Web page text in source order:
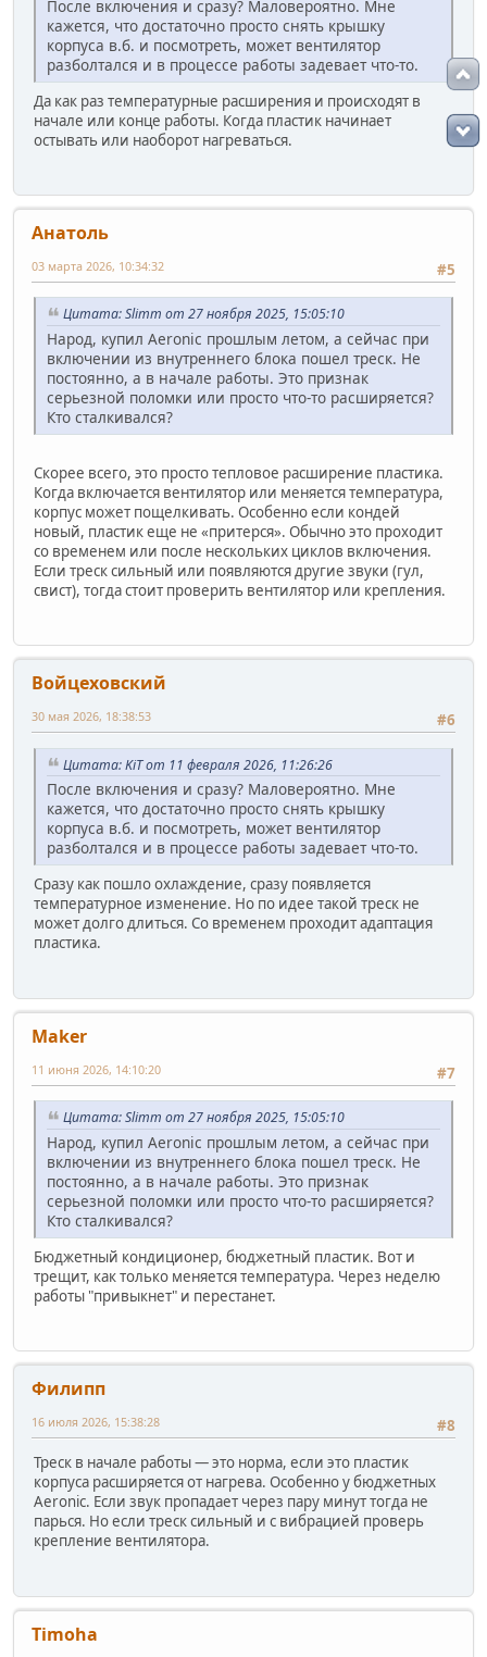
После включения и сразу? Маловероятно. Мне
кажется, что достаточно просто снять крышку
корпуса в.б. и посмотреть, может вентилятор
разболтался и в процессе работы задевает что-то.
Да как раз температурные расширения и происходят в
начале или конце работы. Когда пластик начинает
остывать или наоборот нагреваться.
Анатоль
#5
03 марта 2026, 10:34:32
Цитата: Slimm от 27 ноября 2025, 15:05:10
Народ, купил Aeronic прошлым летом, а сейчас при
включении из внутреннего блока пошел треск. Не
постоянно, а в начале работы. Это признак
серьезной поломки или просто что-то расширяется?
Кто сталкивался?
Скорее всего, это просто тепловое расширение пластика.
Когда включается вентилятор или меняется температура,
корпус может пощелкивать. Особенно если кондей
новый, пластик еще не «притерся». Обычно это проходит
со временем или после нескольких циклов включения.
Если треск сильный или появляются другие звуки (гул,
свист), тогда стоит проверить вентилятор или крепления.
Войцеховский
#6
30 мая 2026, 18:38:53
Цитата: KiT от 11 февраля 2026, 11:26:26
После включения и сразу? Маловероятно. Мне
кажется, что достаточно просто снять крышку
корпуса в.б. и посмотреть, может вентилятор
разболтался и в процессе работы задевает что-то.
Сразу как пошло охлаждение, сразу появляется
температурное изменение. Но по идее такой треск не
может долго длиться. Со временем проходит адаптация
пластика.
Maker
#7
11 июня 2026, 14:10:20
Цитата: Slimm от 27 ноября 2025, 15:05:10
Народ, купил Aeronic прошлым летом, а сейчас при
включении из внутреннего блока пошел треск. Не
постоянно, а в начале работы. Это признак
серьезной поломки или просто что-то расширяется?
Кто сталкивался?
Бюджетный кондиционер, бюджетный пластик. Вот и
трещит, как только меняется температура. Через неделю
работы "привыкнет" и перестанет.
Филипп
#8
16 июля 2026, 15:38:28
Треск в начале работы — это норма, если это пластик
корпуса расширяется от нагрева. Особенно у бюджетных
Aeronic. Если звук пропадает через пару минут тогда не
парься. Но если треск сильный и с вибрацией проверь
крепление вентилятора.
Timoha